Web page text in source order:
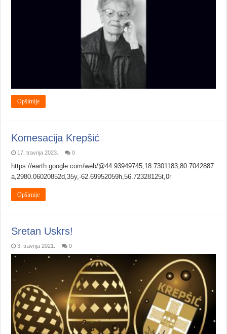
Opširnije
Komesacija Krepšić
17. travnja 2023. 0
https://earth.google.com/web/@44.93949745,18.7301183,80.7042887
a,2980.06020852d,35y,-62.69952059h,56.72328125t,0r
Opširnije
Sretan Uskrs!
3. travnja 2021. 0